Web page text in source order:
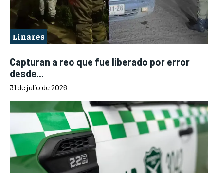
Linares
Capturan a reo que fue liberado por error
desde...
31 de julio de 2026